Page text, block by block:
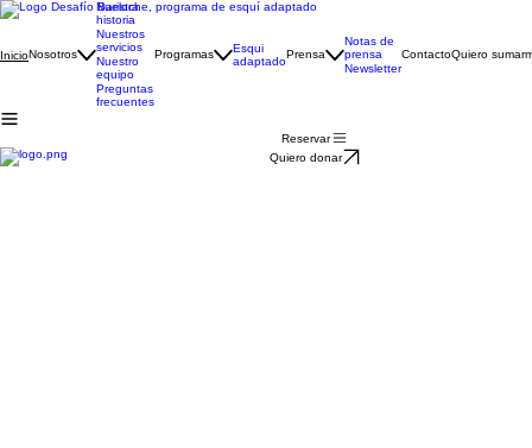
InicioNosotros
Nuestra
historia
Nuestros
servicios
Nuestro
equipo
Preguntas
frecuentes
Programas
Esqui
adaptadoPrensa
Notas de
prensa
Newsletter
ContactoQuiero
Reservar
Quiero donar